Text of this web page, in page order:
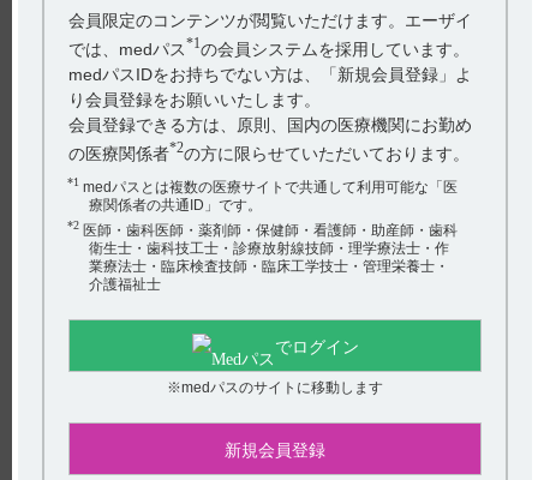
20．取扱い上の注意（引用6）
開栓後は遮光し、密栓して保存すること。
【引用】
1）チョコラA錠1万単位電子添文 2023年4月改訂（第2版） 貯
2）チョコラA錠1万単位電子添文 2023年4月改訂（第2版）
20．取扱い上の注意
3）チョコラA末1万単位／g電子添文 2023年4月改訂（第2版）
4）チョコラA末1万単位／g電子添文 2023年4月改訂（第2版）
20．取扱い上の注意
5）チョコラA滴0.1万単位／滴電子添文 2023年4月改訂（第2
版） 貯法
6）チョコラA滴0.1万単位／滴電子添文 2023年4月改訂（第2
版） 20．取扱い上の注意
【更新年月】
会員限定のコンテンツが閲覧いただけます。エーザイ
では、medパス*1の会員システムを採用しています。
medパスIDをお持ちでない方は、「新規会員登録」よ
り会員登録をお願いいたします。
会員登録できる方は、原則、国内の医療機関にお勤め
の医療関係者*2の方に限らせていただいております。
*1 medパスとは複数の医療サイトで共通して利用可能な「医
療関係者の共通ID」です。
*2 医師・歯科医師・薬剤師・保健師・看護師・助産師・歯科
衛生士・歯科技工士・診療放射線技師・理学療法士・作
業療法士・臨床検査技師・臨床工学技士・管理栄養士・
介護福祉士
でログイン
※medパスのサイトに移動します
新規会員登録